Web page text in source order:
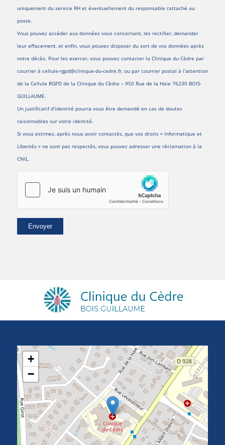
uniquement du service RH et éventuellement du responsable rattaché au
poste.
Vous pouvez accéder aux données vous concernant, les rectifier, demander
leur effacement, et enfin, vous pouvez disposer du sort de vos données après
votre décès. Pour les exercer, vous pouvez contacter la Clinique du Cèdre par
courrier à cellule-rgpd@clinique-du-cedre.fr, ou par courrier postal à l’attention
de la Cellule RGPD de la Clinique du Cèdre – 950 Rue de la Haie 76230 BOIS-
GUILLAUME.
Un justificatif d’identité pourra vous être demandé en cas de doutes
raisonnables sur votre identité.
Si vous estimez, après nous avoir contactés, que vos droits « Informatique et
Libertés » ne sont pas respectés, vous pouvez adresser une réclamation à la
CNIL.
+
−